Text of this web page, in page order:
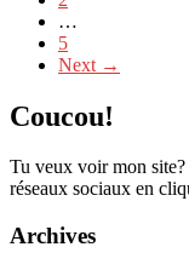
…
5
Next →
Coucou!
Tu veux voir mon
réseaux sociaux en
Archives